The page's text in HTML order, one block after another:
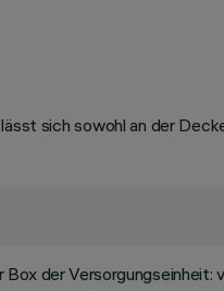
sich sowohl an der
Box der Versorgungseinheit: